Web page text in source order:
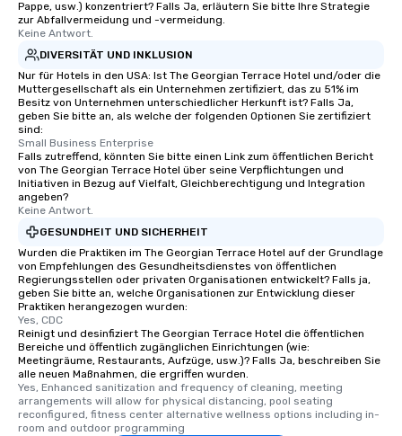
Pappe, usw.) konzentriert? Falls Ja, erläutern Sie bitte Ihre Strategie
zur Abfallvermeidung und -vermeidung.
Keine Antwort.
DIVERSITÄT UND INKLUSION
Nur für Hotels in den USA: Ist The Georgian Terrace Hotel und/oder die
Muttergesellschaft als ein Unternehmen zertifiziert, das zu 51% im
Besitz von Unternehmen unterschiedlicher Herkunft ist? Falls Ja,
geben Sie bitte an, als welche der folgenden Optionen Sie zertifiziert
sind:
Small Business Enterprise
Falls zutreffend, könnten Sie bitte einen Link zum öffentlichen Bericht
von The Georgian Terrace Hotel über seine Verpflichtungen und
Initiativen in Bezug auf Vielfalt, Gleichberechtigung und Integration
angeben?
Keine Antwort.
GESUNDHEIT UND SICHERHEIT
Wurden die Praktiken im The Georgian Terrace Hotel auf der Grundlage
von Empfehlungen des Gesundheitsdienstes von öffentlichen
Regierungsstellen oder privaten Organisationen entwickelt? Falls ja,
geben Sie bitte an, welche Organisationen zur Entwicklung dieser
Praktiken herangezogen wurden:
Yes, CDC
Reinigt und desinfiziert The Georgian Terrace Hotel die öffentlichen
Bereiche und öffentlich zugänglichen Einrichtungen (wie:
Meetingräume, Restaurants, Aufzüge, usw.)? Falls Ja, beschreiben Sie
alle neuen Maßnahmen, die ergriffen wurden.
Yes, Enhanced sanitization and frequency of cleaning, meeting
arrangements will allow for physical distancing, pool seating
reconfigured, fitness center alternative wellness options including in-
room and outdoor programming